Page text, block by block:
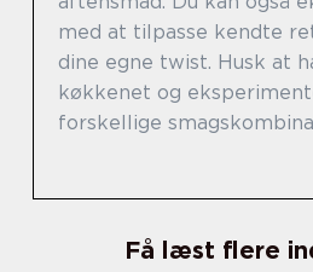
med at tilpasse kendte
dine egne twist. Husk at
køkkenet og
forskellige
Få læst flere